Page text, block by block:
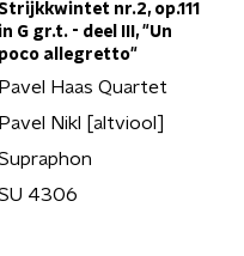
nr.2, op.111
in G gr.t. - deel III, "Un
poco allegretto"
Pavel Haas Quartet
Pavel Nikl [altviool]
4306